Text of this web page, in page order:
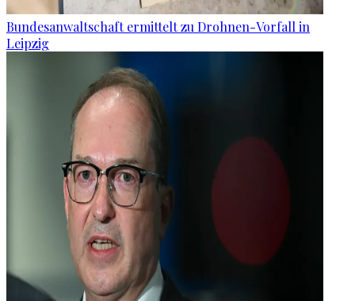
Bundesanwaltschaft ermittelt zu Drohnen-Vorfall in
Leipzig